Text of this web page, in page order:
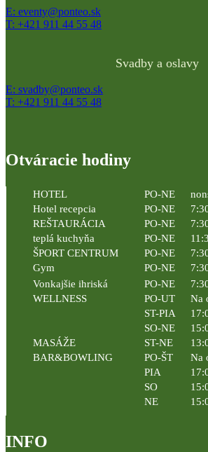
E: eventy@ponteo.sk
T: +421 911 44 55 48
Svadby a oslavy
E: svadby@ponteo.sk
T: +421 911 44 55 48
Otváracie hodiny
HOTEL PO-NE
Hotel recepcia
PO-NE
REŠTAURÁCIA
PO-NE
teplá kuchyňa
PO-NE
ŠPORT CENTRUM
PO-NE
Gym
PO-NE
Vonkajšie ihriská
PO-NE
WELLNESS
PO-UT
Na
ST-PIA
SO-NE
MASÁŽE
ST-NE
BAR&BOWLING
PO-ŠT
Na
PIA
SO
NE
INFO